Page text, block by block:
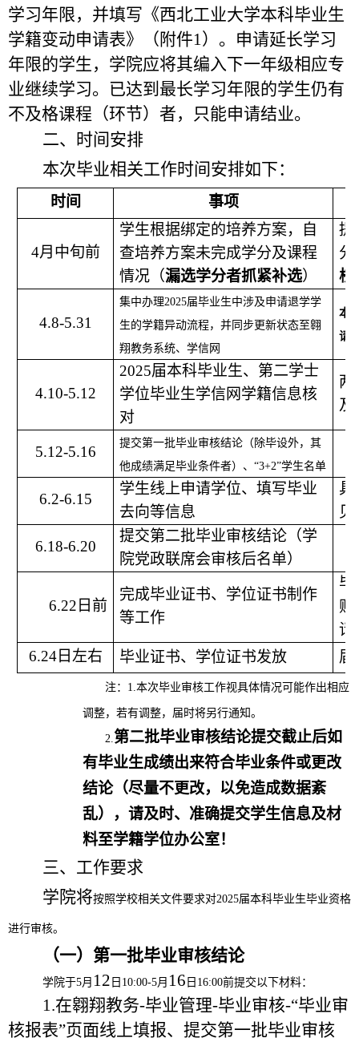
学习年限，并填写《西北工业大学本科毕业生
学籍变动申请表》（附件1）。申请延长学习
年限的学生，学院应将其编入下一年级相应专
业继续学习。已达到最长学习年限的学生仍有
不及格课程（环节）者，只能申请结业。
二、时间安排
本次毕业相关工作时间安排如下：
时间 事项
4月中旬前
学生根据绑定的培养方案，自
查培养方案未完成学分及课程
情况（漏选学分者抓紧补选）
提
分
校
4.8-5.31
集中办理2025届毕业生中涉及申请退学学
生的学籍异动流程，并同步更新状态至翱
翔教务系统、学信网
本
请
4.10-5.12
2025届本科毕业生、第二学士
学位毕业生学信网学籍信息核
对
两
及
5.12-5.16
提交第一批毕业审核结论（除毕设外，其
他成绩满足毕业条件者）、 “3+2”学生名单
6.2-6.15
学生线上申请学位、填写毕业
去向等信息
具
见
6.18-6.20
提交第二批毕业审核结论（学
院党政联席会审核后名单）
6.22日前
完成毕业证书、学位证书制作
等工作
毕
贴
请
6.24日左右
毕业证书、学位证书发放 届
注： 1. 本次毕业审核工作视具体情况可能作出相应
调整，若有调整，届时将另行通知。
2. 第二批毕业审核结论提交截止后如
有毕业生成绩出来符合毕业条件或更改
结论（尽量不更改，以免造成数据紊
乱），请及时、准确提交学生信息及材
料至学籍学位办公室！
三、工作要求
学院将按照学校相关文件要求对2025届本科毕业生毕业资格
进行审核。
（一）第一批毕业审核结论
学院于5月 12 日 10:00-5月 16 日 16:00前提交以下材料：
1.在翱翔教务-毕业管理-毕业审核-“毕业审
核报表”页面线上填报、提交第一批毕业审核